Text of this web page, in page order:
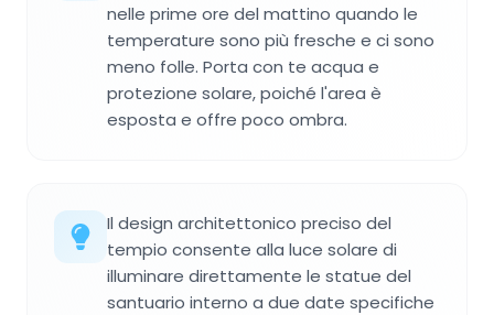
nelle prime ore del mattino quando le
temperature sono più fresche e ci sono
meno folle. Porta con te acqua e
protezione solare, poiché l'area è
esposta e offre poco ombra.
Il design architettonico preciso del
tempio consente alla luce solare di
illuminare direttamente le statue del
santuario interno a due date specifiche